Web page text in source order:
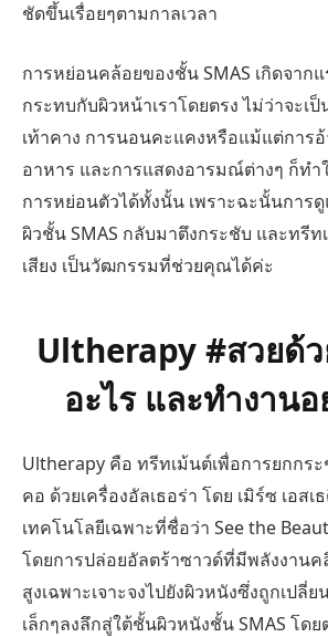
ชัดขึ้นเรื่อยๆตามกาลเวลา
การหย่อนคล้อยของชั้น SMAS เกิดจาก
กระทบกับผิวหน้าเราโดยตรง ไม่ว่าจะเ
เท้าคาง การนอนคะแคงหรือแม้แต่การ
อาหาร และการแสดงอารมณ์ต่างๆ ก็ทำ
การหย่อนตัวได้ทั้งนั้น เพราะฉะนั้นการ
ผิวชั้น SMAS กลับมาตึงกระชับ และทรีท
เสียง เป็นวัฒกรรมที่ช่วยคุณได้ค่ะ
Ultherapy #สวยด้ว
อะไร และทำงานอ
Ultherapy คือ ทรีทเม้นต์เพื่อการยกกร
คอ ด้วยเครื่องอัลเธอร่า โดย เมิร์ซ เอสเ
เทคโนโลยีเฉพาะที่ชื่อว่า See the
โดยการปล่อยอัลตร้าซาวด์ที่มีพลังงานค
สูงเฉพาะเจาะจงไปยังผิวหนังซึ่งถูกเปลี่
เล็กๆลงลึกสู่ใต้ชั้นผิวหนังชั้น SMAS โด